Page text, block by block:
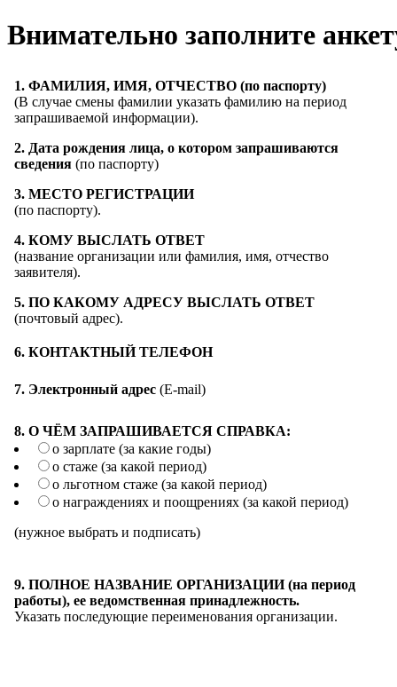
Внимательно заполните
1. ФАМИЛИЯ, ИМЯ, ОТЧЕСТВО (по паспорту)
(В случае смены фамилии указать фамилию на период
запрашиваемой информации).
2. Дата рождения лица, о котором запрашиваются
сведения (по паспорту)
3. МЕСТО РЕГИСТРАЦИИ
(по паспорту).
4. КОМУ ВЫСЛАТЬ ОТВЕТ
(название организации или фамилия, имя, отчество
заявителя).
5. ПО КАКОМУ АДРЕСУ ВЫСЛАТЬ ОТВЕТ
(почтовый адрес).
6. КОНТАКТНЫЙ ТЕЛЕФОН
7. Электронный адрес (E-mail)
8. О ЧЁМ ЗАПРАШИВАЕТСЯ СПРАВКА:
о зарплате (за какие годы)
о стаже (за какой период)
о льготном стаже (за какой период)
о награждениях и поощрениях (за какой период)
(нужное выбрать и подписать)
9. ПОЛНОЕ НАЗВАНИЕ ОРГАНИЗАЦИИ (на период
работы), ее ведомственная принадлежность.
Указать последующие переименования организации.